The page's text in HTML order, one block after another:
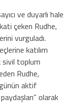
ve duyarlı hale
çeken Rudhe,
vurguladı.
katılım
sivil toplum
Rudhe,
aktif
olarak